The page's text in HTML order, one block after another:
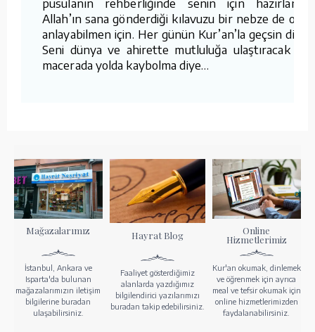
Allah’ın sana gönderdiği kılavuzu bir nebze de olsa
anlayabilmen için. Her günün Kur’an’la geçsin diye.
Seni dünya ve ahirette mutluluğa ulaştıracak bu
macerada yolda kaybolma diye…
Mağazalarımız
İstanbul, Ankara ve
Isparta'da bulunan
mağazalarımızın iletişim
bilgilerine buradan
ulaşabilirsiniz.
Hayrat Blog
Faaliyet gösterdiğimiz
alanlarda yazdığımız
bilgilendirici yazılarımızı
buradan takip edebilirsiniz.
Online
Hizmetlerimiz
Kur'an okumak, dinlemek
ve öğrenmek için ayrıca
meal ve tefsir okumak için
online hizmetlerimizden
faydalanabilirsiniz.